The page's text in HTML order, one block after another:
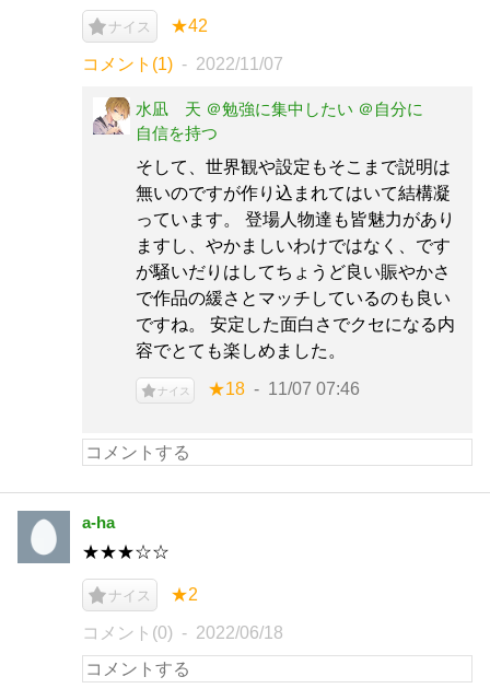
ナイス ★42
コメント(1) 2022/11/07
水凪 天 ＠勉強に集中したい ＠自分に
自信を持つ
そして、世界観や設定もそこまで説明は
無いのですが作り込まれてはいて結構凝
っています。 登場人物達も皆魅力があり
ますし、やかましいわけではなく、です
が騒いだりはしてちょうど良い賑やかさ
で作品の緩さとマッチしているのも良い
ですね。 安定した面白さでクセになる内
容でとても楽しめました。
ナイス ★18 11/07 07:46
a-ha
★★★☆☆
ナイス ★2
コメント(0) 2022/06/18